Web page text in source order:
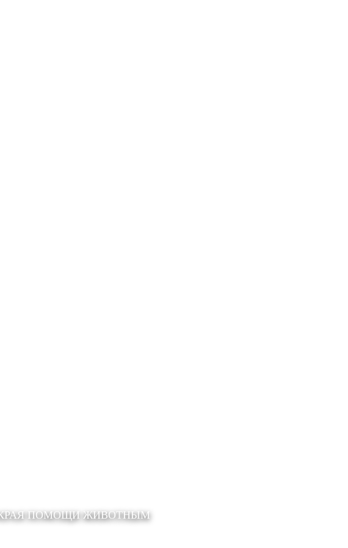
КРАЯ ПОМОЩИ ЖИВОТНЫМ